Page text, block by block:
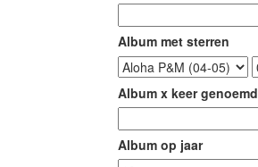
Album met sterren
Album x keer genoemd
Album op jaar